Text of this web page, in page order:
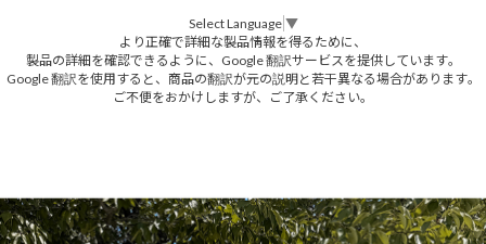
Select Language ▼
より正確で詳細な製品情報を得るために、
製品の詳細を確認できるように、Google 翻訳サービスを提供しています。
Google 翻訳を使用すると、商品の翻訳が元の説明と若干異なる場合があります。
ご不便をおかけしますが、ご了承ください。